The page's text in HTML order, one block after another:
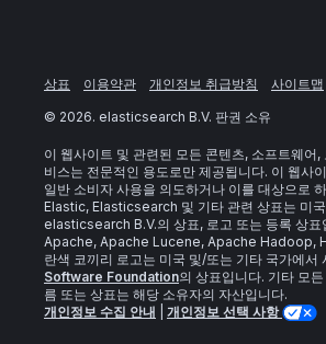
상표 이용약관 개인정보 취급방침
사이트맵
© 2026. elasticsearch B.V. 판권 소유
이 웹사이트 및 관련된 모든 콘텐츠, 소프트웨어,
비스는 전문적인 용도로만 제공됩니다. 이 웹사
일반 소비자 사용을 의도하거나 이를 대상으로
Elastic, Elasticsearch 및 기타 관련 상표는 미
elasticsearch B.V.의 상표, 로고 또는 등록 상표
Apache, Apache Lucene, Apache Hadoop,
란색 코끼리 로고는 미국 및/또는 기타 국가에서
Software Foundation의 상표입니다. 기타 모
름 또는 상표는 해당 소유자의 자산입니다.
개인정보 수집 안내
개인정보 선택 사항